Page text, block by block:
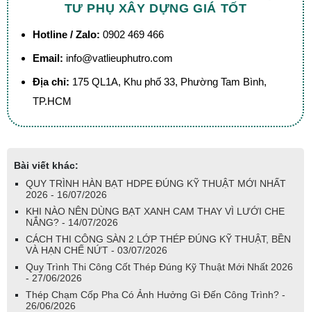
TƯ PHỤ XÂY DỰNG GIÁ TỐT
Hotline / Zalo: 0902 469 466
Email: info@vatlieuphutro.com
Địa chỉ: 175 QL1A, Khu phố 33, Phường Tam Bình,
TP.HCM
Bài viết khác:
QUY TRÌNH HÀN BẠT HDPE ĐÚNG KỸ THUẬT MỚI NHẤT
2026 - 16/07/2026
KHI NÀO NÊN DÙNG BẠT XANH CAM THAY VÌ LƯỚI CHE
NẮNG? - 14/07/2026
CÁCH THI CÔNG SÀN 2 LỚP THÉP ĐÚNG KỸ THUẬT, BỀN
VÀ HẠN CHẾ NỨT - 03/07/2026
Quy Trình Thi Công Cốt Thép Đúng Kỹ Thuật Mới Nhất 2026
- 27/06/2026
Thép Chạm Cốp Pha Có Ảnh Hưởng Gì Đến Công Trình? -
26/06/2026